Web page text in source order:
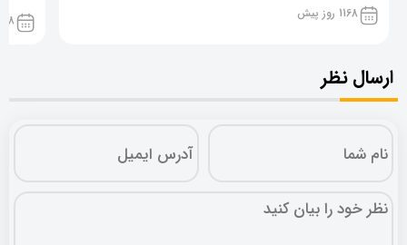
1168 روز پیش 1168
ارسال نظر